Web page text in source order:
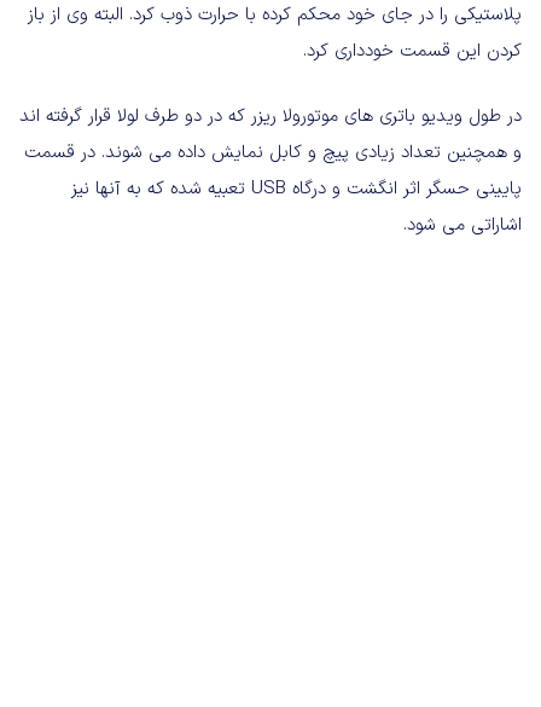
پلاستیکی را در جای خود محکم کرده با حرارت ذوب کرد. البته وی از باز
کردن این قسمت خودداری کرد.
در طول ویدیو باتری های موتورولا ریزر که در دو طرف لولا قرار گرفته اند
و همچنین تعداد زیادی پیچ و کابل نمایش داده می شوند. در قسمت
پایینی حسگر اثر انگشت و درگاه USB تعبیه شده که به آنها نیز
اشاراتی می شود.